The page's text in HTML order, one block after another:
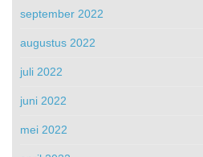
september 2022
augustus 2022
juli 2022
juni 2022
mei 2022